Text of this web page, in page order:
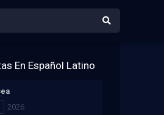
En Español Latino
2026